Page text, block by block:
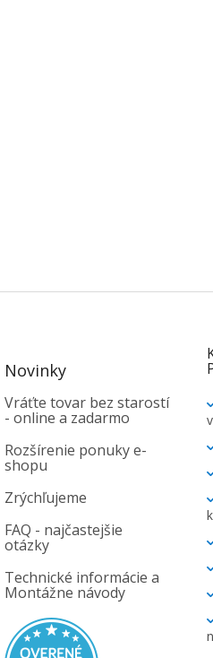
Novinky
Vráťte tovar bez starostí
- online a zadarmo
Rozšírenie ponuky e-
shopu
Zrýchľujeme
FAQ - najčastejšie
otázky
Technické informácie a
Montážne návody